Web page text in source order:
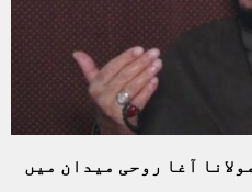
آغا روحی میدان میں